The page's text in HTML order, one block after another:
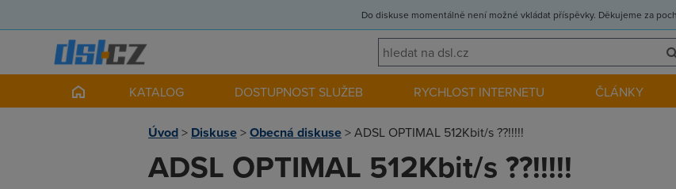
Do diskuse momentálně není možné vkládat příspěvky. Děkujeme za
KATALOG DOSTUPNOST SLUŽEB RYCHLOST INTERNETU ČLÁNKY
Úvod> Diskuse>Obecná diskuse>ADSL OPTIMAL 512Kbit/s ??!!!!!
ADSL OPTIMAL 512Kbit/s ??!!!!!